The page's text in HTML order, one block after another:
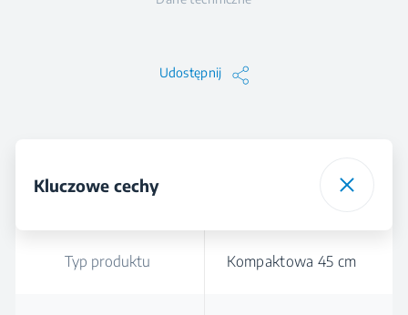
Udostępnij
Kluczowe cechy
Typ produktu Kompaktowa 45 cm